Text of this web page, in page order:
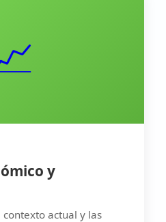
y
actual y las